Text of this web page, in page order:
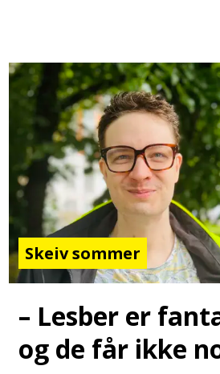
Skeiv sommer
– Lesber er
og de får ikke